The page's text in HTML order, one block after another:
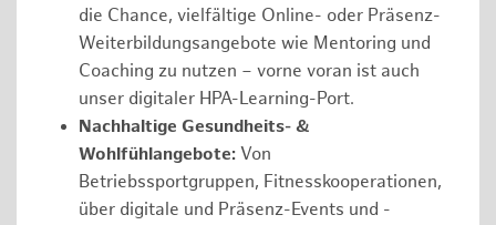
die Chance, vielfältige Online- oder Präsenz-
Weiterbildungsangebote wie Mentoring und
Coaching zu nutzen – vorne voran ist auch
unser digitaler HPA-Learning-Port.
Nachhaltige Gesundheits- &
Wohlfühlangebote: Von
Betriebssportgruppen, Fitnesskooperationen,
über digitale und Präsenz-Events und -